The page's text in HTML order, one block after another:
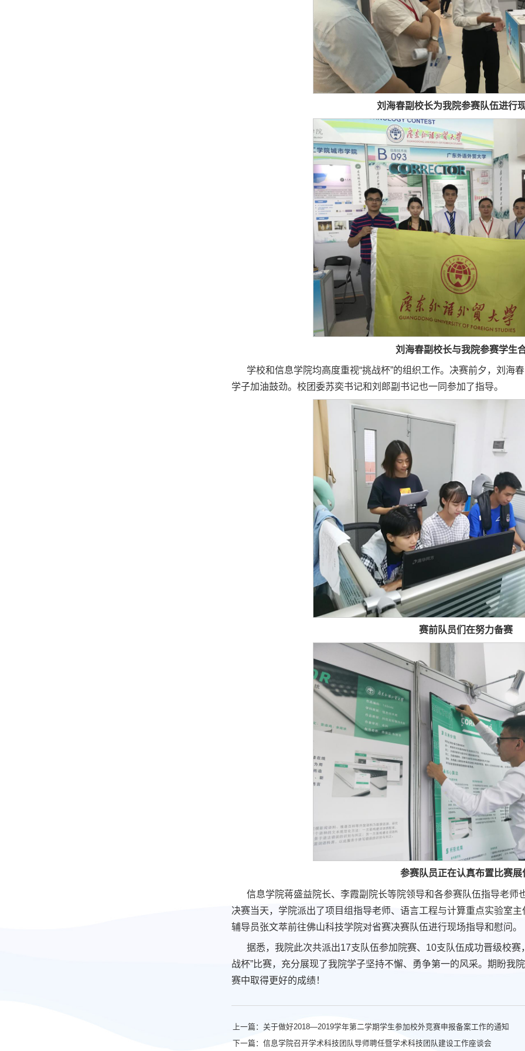
刘海春副校长为我院参赛队伍进行
刘海春副校长与我院参赛学生
学校和信息学院均高度重视“挑战杯”的组织工作。决赛前夕，刘海
学子加油鼓劲。校团委苏奕书记和刘郎副书记也一同参加了指导。
赛前队员们在努力备赛
参赛队员正在认真布置比赛展
信息学院蒋盛益院长、李霞副院长等院领导和各参赛队伍指导老师
决赛当天，学院派出了项目组指导老师、语言工程与计算重点实验室
辅导员张文萃前往佛山科技学院对省赛决赛队伍进行现场指导和慰问。
据悉，我院此次共派出17支队伍参加院赛、10支队伍成功晋级校赛
战杯”比赛，充分展现了我院学子坚持不懈、勇争第一的风采。期盼我
赛中取得更好的成绩！
上一篇：关于做好2018—2019学年第二学期学生参加校外竞赛申报备案工作的通知
下一篇：信息学院召开学术科技团队导师聘任暨学术科技团队建设工作座谈会